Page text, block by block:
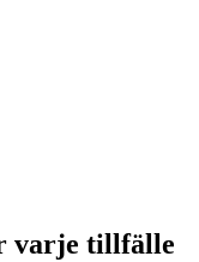
varje tillfälle